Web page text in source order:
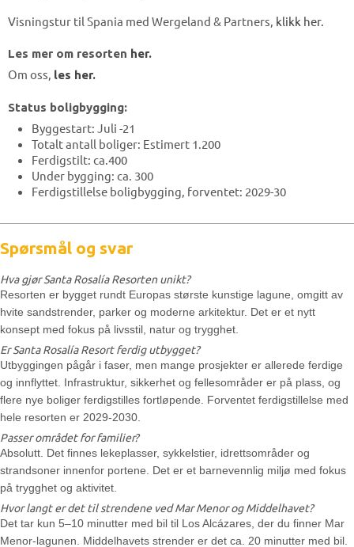
Visningstur til Spania med Wergeland & Partners, klikk her.
Les mer om resorten her.
Om oss, les her.
Status boligbygging:
Byggestart: Juli -21
Totalt antall boliger: Estimert 1.200
Ferdigstilt: ca.400
Under bygging: ca. 300
Ferdigstillelse boligbygging, forventet: 2029-30
Spørsmål og svar
Hva gjør Santa Rosalía Resorten unikt?
Resorten er bygget rundt Europas største kunstige lagune, omgitt av
hvite sandstrender, parker og moderne arkitektur. Det er et nytt
konsept med fokus på livsstil, natur og trygghet.
Er Santa Rosalía Resort ferdig utbygget?
Utbyggingen pågår i faser, men mange prosjekter er allerede ferdige
og innflyttet. Infrastruktur, sikkerhet og fellesområder er på plass, og
flere nye boliger ferdigstilles fortløpende. Forventet ferdigstillelse med
hele resorten er 2029-2030.
Passer området for familier?
Absolutt. Det finnes lekeplasser, sykkelstier, idrettsområder og
strandsoner innenfor portene. Det er et barnevennlig miljø med fokus
på trygghet og aktivitet.
Hvor langt er det til strendene ved Mar Menor og Middelhavet?
Det tar kun 5–10 minutter med bil til Los Alcázares, der du finner Mar
Menor-lagunen. Middelhavets strender er det ca. 20 minutter med bil.